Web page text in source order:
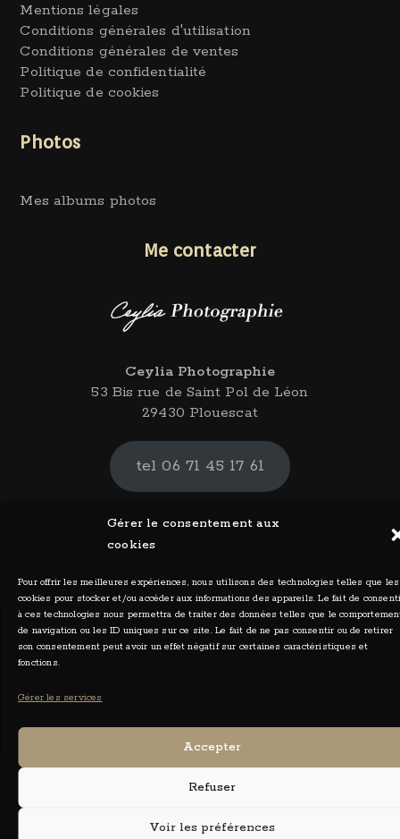
Gérer le consentement aux
cookies
Pour offrir les meilleures expériences, nous utilisons des technologies telles que les
cookies pour stocker et/ou accéder aux informations des appareils. Le fait de
à ces technologies nous permettra de traiter des données telles que le
de navigation ou les ID uniques sur ce site. Le fait de ne pas consentir ou de retirer
son consentement peut avoir un effet négatif sur certaines caractéristiques et
fonctions.
Gérer les services
Accepter
Refuser
Voir les préférences
Mentions légales
Conditions générales d'utilisation
Conditions générales de ventes
Politique de confidentialité
Politique de cookies
Photos
Mes albums photos
Me contacter
Ceylia Photographie
53 Bis rue de Saint Pol de Léon
29430 Plouescat
tel 06 71 45 17 61
Ceylia Photographies - Tous droits réservés 2026